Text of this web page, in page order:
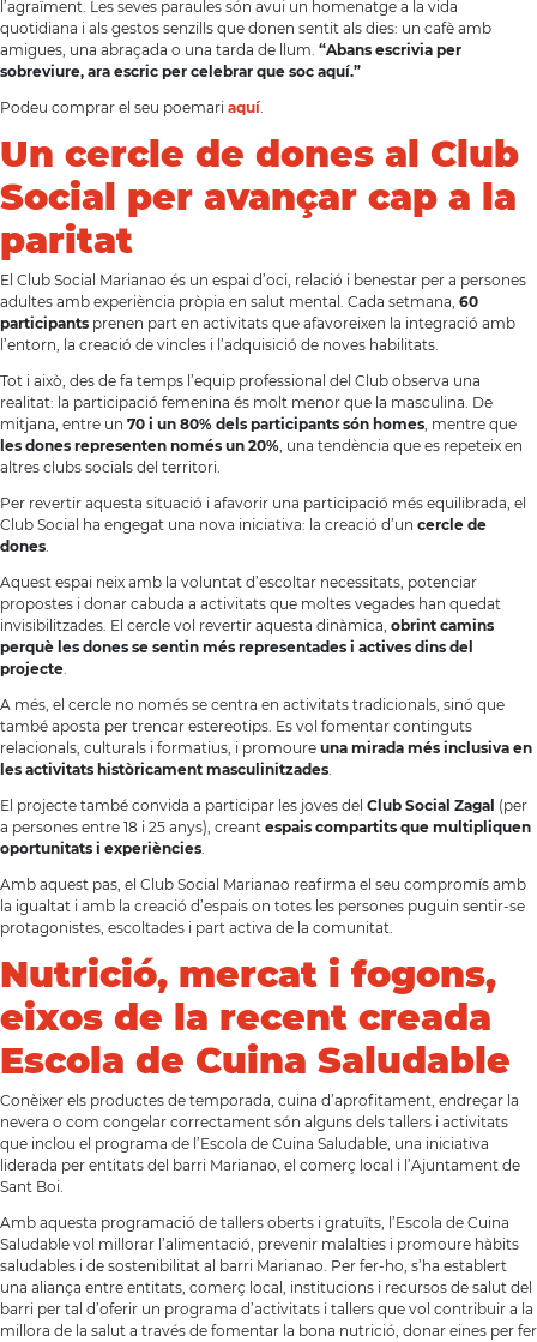
l’agraïment. Les seves paraules són avui un homenatge a la vida
quotidiana i als gestos senzills que donen sentit als dies: un cafè amb
amigues, una abraçada o una tarda de llum. “Abans escrivia per
sobreviure, ara escric per celebrar que soc aquí.”
Podeu comprar el seu poemari aquí.
Un cercle de dones al Club
Social per avançar cap a la
paritat
El Club Social Marianao és un espai d’oci, relació i benestar per a persones
adultes amb experiència pròpia en salut mental. Cada setmana, 60
participants prenen part en activitats que afavoreixen la integració amb
l’entorn, la creació de vincles i l’adquisició de noves habilitats.
Tot i això, des de fa temps l’equip professional del Club observa una
realitat: la participació femenina és molt menor que la masculina. De
mitjana, entre un 70 i un 80% dels participants són homes, mentre que
les dones representen només un 20%, una tendència que es repeteix en
altres clubs socials del territori.
Per revertir aquesta situació i afavorir una participació més equilibrada, el
Club Social ha engegat una nova iniciativa: la creació d’un cercle de
dones.
Aquest espai neix amb la voluntat d’escoltar necessitats, potenciar
propostes i donar cabuda a activitats que moltes vegades han quedat
invisibilitzades. El cercle vol revertir aquesta dinàmica, obrint camins
perquè les dones se sentin més representades i actives dins del
projecte.
A més, el cercle no només se centra en activitats tradicionals, sinó que
també aposta per trencar estereotips. Es vol fomentar continguts
relacionals, culturals i formatius, i promoure una mirada més inclusiva en
les activitats històricament masculinitzades.
El projecte també convida a participar les joves del Club Social Zagal (per
a persones entre 18 i 25 anys), creant espais compartits que multipliquen
oportunitats i experiències.
Amb aquest pas, el Club Social Marianao reafirma el seu compromís amb
la igualtat i amb la creació d’espais on totes les persones puguin sentir-se
protagonistes, escoltades i part activa de la comunitat.
Nutrició, mercat i fogons,
eixos de la recent creada
Escola de Cuina Saludable
Conèixer els productes de temporada, cuina d’aprofitament, endreçar la
nevera o com congelar correctament són alguns dels tallers i activitats
que inclou el programa de l’Escola de Cuina Saludable, una iniciativa
liderada per entitats del barri Marianao, el comerç local i l’Ajuntament de
Sant Boi.
Amb aquesta programació de tallers oberts i gratuïts, l’Escola de Cuina
Saludable vol millorar l’alimentació, prevenir malalties i promoure hàbits
saludables i de sostenibilitat al barri Marianao. Per fer-ho, s’ha establert
una aliança entre entitats, comerç local, institucions i recursos de salut del
barri per tal d’oferir un programa d’activitats i tallers que vol contribuir a la
millora de la salut a través de fomentar la bona nutrició, donar eines per fer